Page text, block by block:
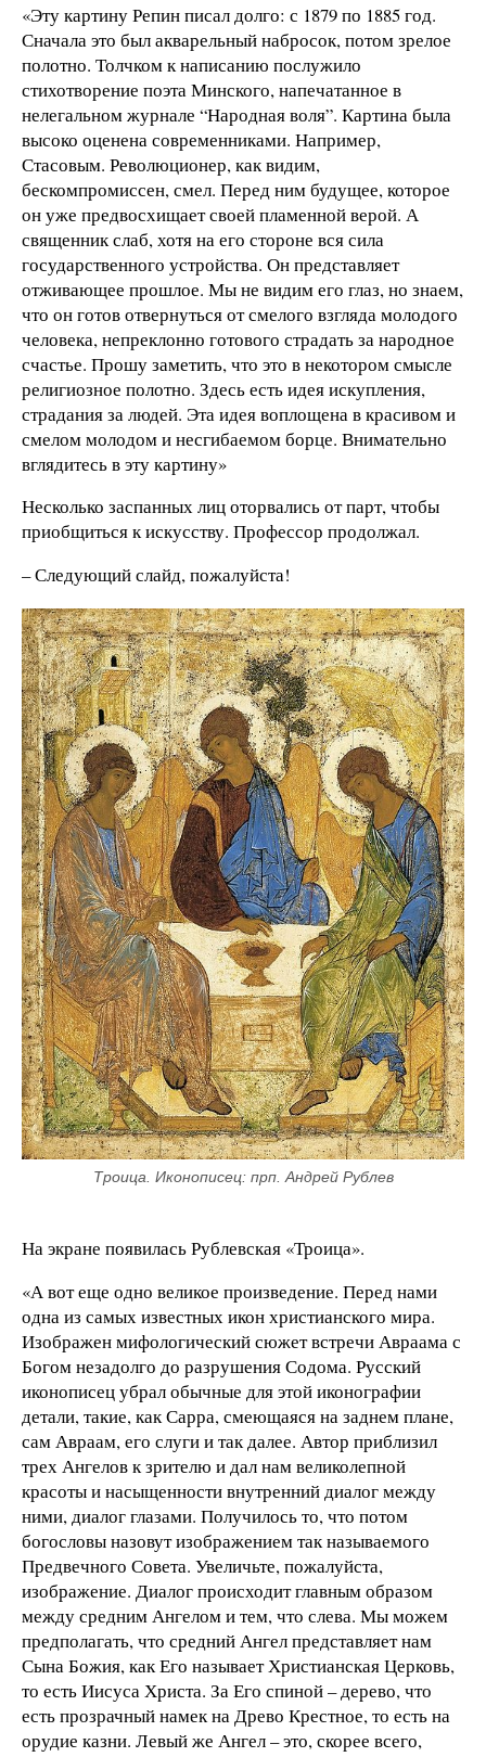
«Эту картину Репин писал долго: с 1879 по 1885 год.
Сначала это был акварельный набросок, потом зрелое
полотно. Толчком к написанию послужило
стихотворение поэта Минского, напечатанное в
нелегальном журнале “Народная воля”. Картина была
высоко оценена современниками. Например,
Стасовым. Революционер, как видим,
бескомпромиссен, смел. Перед ним будущее, которое
он уже предвосхищает своей пламенной верой. А
священник слаб, хотя на его стороне вся сила
государственного устройства. Он представляет
отживающее прошлое. Мы не видим его глаз, но знаем,
что он готов отвернуться от смелого взгляда молодого
человека, непреклонно готового страдать за народное
счастье. Прошу заметить, что это в некотором смысле
религиозное полотно. Здесь есть идея искупления,
страдания за людей. Эта идея воплощена в красивом и
смелом молодом и несгибаемом борце. Внимательно
вглядитесь в эту картину»
Несколько заспанных лиц оторвались от парт, чтобы
приобщиться к искусству. Профессор продолжал.
– Следующий слайд, пожалуйста!
Троица. Иконописец: прп. Андрей Рублев
На экране появилась Рублевская «Троица».
«А вот еще одно великое произведение. Перед нами
одна из самых известных икон христианского мира.
Изображен мифологический сюжет встречи Авраама с
Богом незадолго до разрушения Содома. Русский
иконописец убрал обычные для этой иконографии
детали, такие, как Сарра, смеющаяся на заднем плане,
сам Авраам, его слуги и так далее. Автор приблизил
трех Ангелов к зрителю и дал нам великолепной
красоты и насыщенности внутренний диалог между
ними, диалог глазами. Получилось то, что потом
богословы назовут изображением так называемого
Предвечного Совета. Увеличьте, пожалуйста,
изображение. Диалог происходит главным образом
между средним Ангелом и тем, что слева. Мы можем
предполагать, что средний Ангел представляет нам
Сына Божия, как Его называет Христианская Церковь,
то есть Иисуса Христа. За Его спиной – дерево, что
есть прозрачный намек на Древо Крестное, то есть на
орудие казни. Левый же Ангел – это, скорее всего,